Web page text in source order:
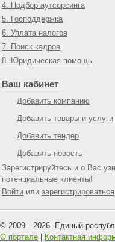
4. Подбор аутсорсинга
5. Господдержка
6. Уплата налогов
7. Поиск кадров
8. Юридическая помощь
Ваш кабинет
Добавить компанию
Добавить товары и услуги
Добавить тендер
Добавить новость
Зарегистрируйтесь и о Вас
потенциальные клиенты!
Войти или зарегистрироваться
© 2009—2026 Единый
О портале
Контактная